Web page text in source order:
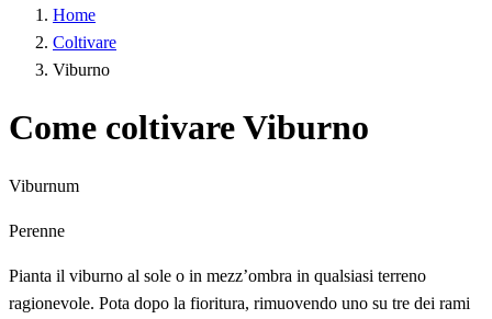
Home
Coltivare
Viburno
Come coltivare Viburno
Viburnum
Perenne
Pianta il viburno al sole o in mezz’ombra in qualsiasi terreno
ragionevole. Pota dopo la fioritura, rimuovendo uno su tre dei rami